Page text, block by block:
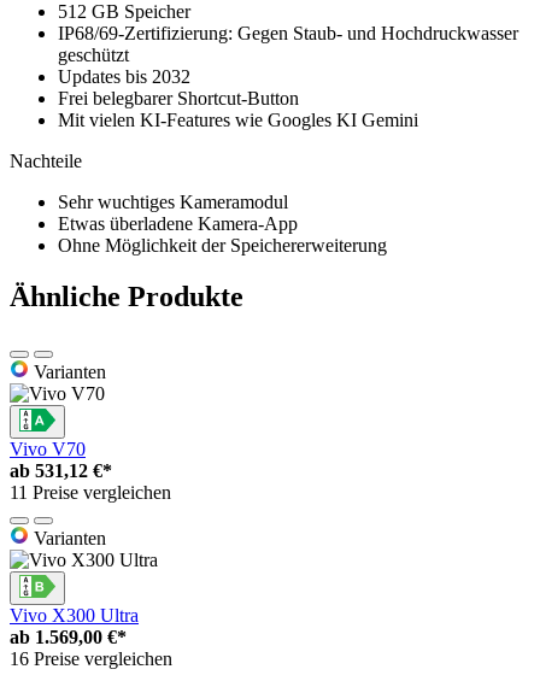
512 GB Speicher
IP68/69-Zertifizierung: Gegen Staub- und Hochdruckwasser
geschützt
Updates bis 2032
Frei belegbarer Shortcut-Button
Mit vielen KI-Features wie Googles KI Gemini
Nachteile
Sehr wuchtiges Kameramodul
Etwas überladene Kamera-App
Ohne Möglichkeit der Speichererweiterung
Ähnliche Produkte
Varianten
Vivo V70
ab 531,12 €*
11 Preise vergleichen
Varianten
Vivo X300 Ultra
ab 1.569,00 €*
16 Preise vergleichen